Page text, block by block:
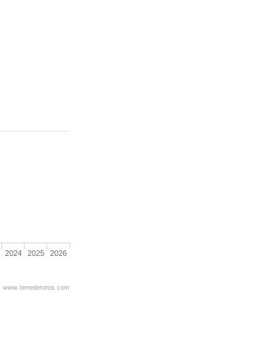
2024 2025 2026
www.terredetoros.com